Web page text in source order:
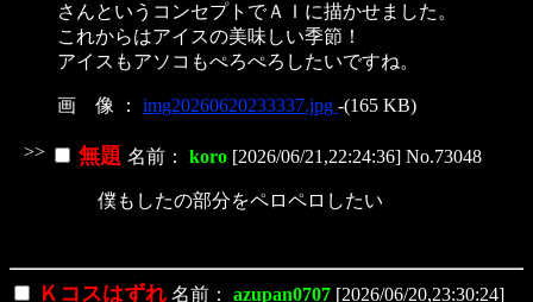
さんというコンセプトでＡＩに描かせました。
これからはアイスの美味しい季節！
アイスもアソコもぺろぺろしたいですね。
画 像 ： img20260620233337.jpg -(165 KB)
>> 無題 名前： koro [2026/06/21,22:24:36] No.73048
僕もしたの部分をペロペロしたい
Ｋコスはずれ名前： azupan0707 [2026/06/20,23:30:24]